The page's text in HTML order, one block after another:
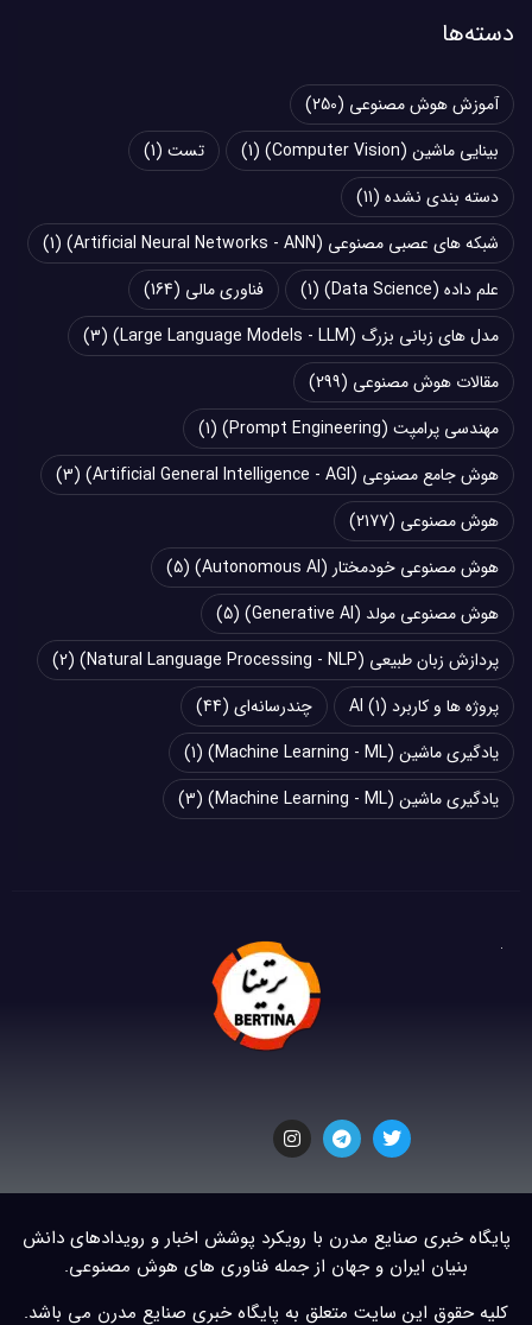
دسته‌ها
آموزش هوش مصنوعی (250)
بینایی ماشین (Computer Vision)
(1) تست (1)
دسته بندی نشده (11)
شبکه های عصبی مصنوعی (Artificial Neural Networks - ANN)
(1)
علم داده (Data Science)
(1) فناوری مالی (164)
مدل های زبانی بزرگ (Large Language Models - LLM)
(3)
مقالات هوش مصنوعی (299)
مهندسی پرامپت (Prompt Engineering)
(1)
هوش جامع مصنوعی (Artificial General Intelligence - AGI)
(3)
هوش مصنوعی (2177)
هوش مصنوعی خودمختار (Autonomous AI)
(5)
هوش مصنوعی مولد (Generative AI)
(5)
پردازش زبان طبیعی (Natural Language Processing - NLP)
(2)
پروژه ها و کاربرد AI (1) چند‌‌رسانه‌ای (44)
یادگیری ماشین (Machine Learning - ML)
(1)
یادگیری ماشین (Machine Learning - ML)
(3)
پایگاه خبری صنایع مدرن با رویکرد پوشش اخبار و رویدادهای دانش
بنیان ایران و جهان از جمله فناوری های هوش مصنوعی.
کلیه حقوق این سایت متعلق به پایگاه خبری صنایع مدرن می باشد.